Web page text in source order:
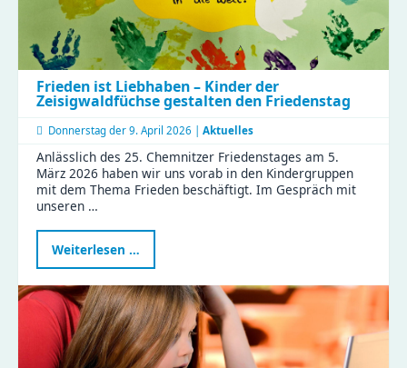
Frieden ist Liebhaben – Kinder der
Zeisigwaldfüchse gestalten den Friedenstag
Donnerstag der 9. April 2026 | Aktuelles
Anlässlich des 25. Chemnitzer Friedenstages am 5.
März 2026 haben wir uns vorab in den Kindergruppen
mit dem Thema Frieden beschäftigt. Im Gespräch mit
unseren …
Weiterlesen …
ist
Liebhaben
–
Kinder
der
Zeisigwaldfüchse
gestalten